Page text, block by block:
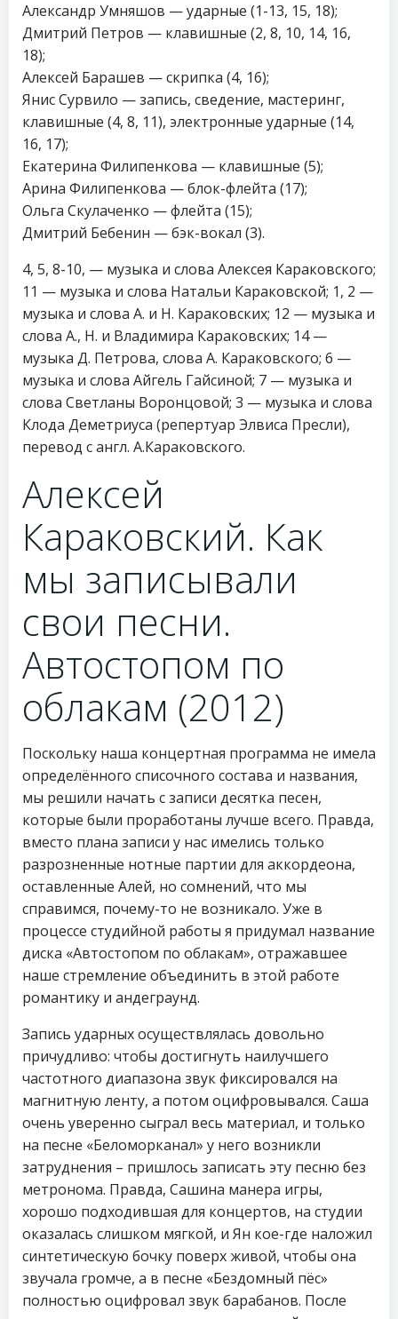
Александр Умняшов — ударные (1-13, 15, 18);
Дмитрий Петров — клавишные (2, 8, 10, 14, 16,
18);
Алексей Барашев — скрипка (4, 16);
Янис Сурвило — запись, сведение, мастеринг,
клавишные (4, 8, 11), электронные ударные (14,
16, 17);
Екатерина Филипенкова — клавишные (5);
Арина Филипенкова — блок-флейта (17);
Ольга Скулаченко — флейта (15);
Дмитрий Бебенин — бэк-вокал (3).
4, 5, 8-10, — музыка и слова Алексея Караковского;
11 — музыка и слова Натальи Караковской; 1, 2 —
музыка и слова А. и Н. Караковских; 12 — музыка и
слова А., Н. и Владимира Караковских; 14 —
музыка Д. Петрова, слова А. Караковского; 6 —
музыка и слова Айгель Гайсиной; 7 — музыка и
слова Светланы Воронцовой; 3 — музыка и слова
Клода Деметриуса (репертуар Элвиса Пресли),
перевод с англ. А.Караковского.
Алексей
Караковский. Как
мы записывали
свои песни.
Автостопом по
облакам (2012)
Поскольку наша концертная программа не имела
определённого списочного состава и названия,
мы решили начать с записи десятка песен,
которые были проработаны лучше всего. Правда,
вместо плана записи у нас имелись только
разрозненные нотные партии для аккордеона,
оставленные Алей, но сомнений, что мы
справимся, почему-то не возникало. Уже в
процессе студийной работы я придумал название
диска «Автостопом по облакам», отражавшее
наше стремление объединить в этой работе
романтику и андеграунд.
Запись ударных осуществлялась довольно
причудливо: чтобы достигнуть наилучшего
частотного диапазона звук фиксировался на
магнитную ленту, а потом оцифровывался. Саша
очень уверенно сыграл весь материал, и только
на песне «Беломорканал» у него возникли
затруднения – пришлось записать эту песню без
метронома. Правда, Сашина манера игры,
хорошо подходившая для концертов, на студии
оказалась слишком мягкой, и Ян кое-где наложил
синтетическую бочку поверх живой, чтобы она
звучала громче, а в песне «Бездомный пёс»
полностью оцифровал звук барабанов. После